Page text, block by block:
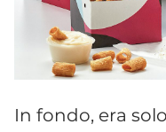
In fondo, era